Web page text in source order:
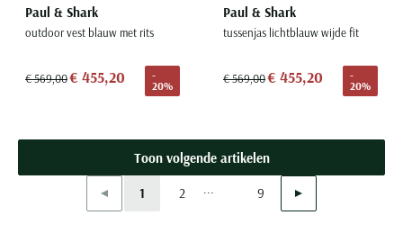
Paul & Shark
outdoor vest blauw met rits
€ 569,00€ 455,20
-
20%
Paul & Shark
tussenjas lichtblauw wijde fit
€ 569,00€ 455,20
-
20%
Toon volgende artikelen
Vorige
1 2
...
Page
9 Volgende